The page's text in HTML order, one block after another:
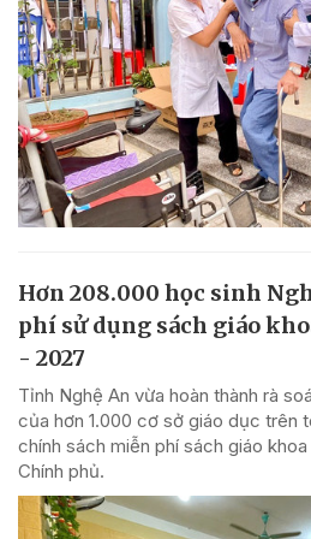
Hơn 208.000 học sinh
phí sử dụng sách giáo
- 2027
Tỉnh Nghệ An vừa hoàn thành rà
của hơn 1.000 cơ sở giáo dục trên
chính sách miễn phí sách giáo
Chính phủ.